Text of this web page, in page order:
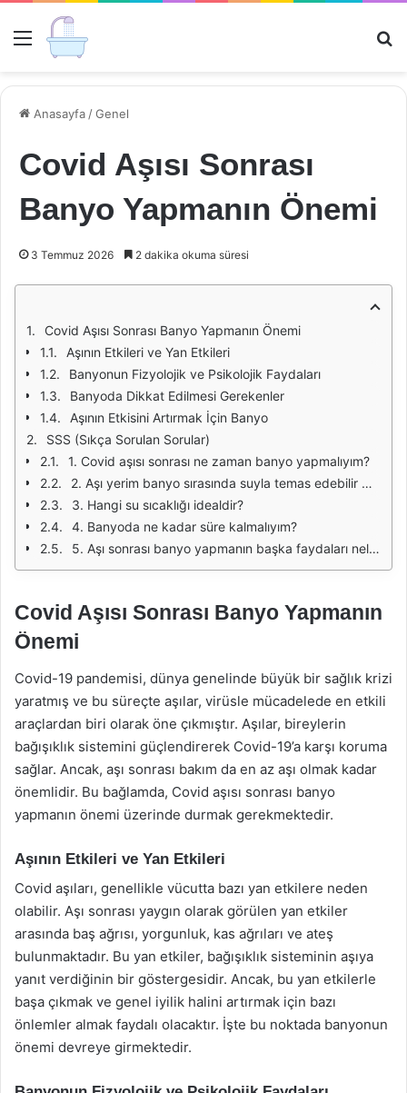
Menü
Anasayfa /Genel
Covid Aşısı Sonrası
Banyo Yapmanın Önemi
3 Temmuz 2026 2 dakika okuma süresi
Covid Aşısı Sonrası Banyo Yapmanın Önemi
Aşının Etkileri ve Yan Etkileri
Banyonun Fizyolojik ve Psikolojik Faydaları
Banyoda Dikkat Edilmesi Gerekenler
Aşının Etkisini Artırmak İçin Banyo
SSS (Sıkça Sorulan Sorular)
1. Covid aşısı sonrası ne zaman banyo yapmalıyım?
2. Aşı yerim banyo sırasında suyla temas edebilir mi?
3. Hangi su sıcaklığı idealdir?
4. Banyoda ne kadar süre kalmalıyım?
5. Aşı sonrası banyo yapmanın başka faydaları nelerdir?
Covid Aşısı Sonrası Banyo Yapmanın
Önemi
Covid-19 pandemisi, dünya genelinde büyük bir sağlık krizi
yaratmış ve bu süreçte aşılar, virüsle mücadelede en etkili
araçlardan biri olarak öne çıkmıştır. Aşılar, bireylerin
bağışıklık sistemini güçlendirerek Covid-19’a karşı koruma
sağlar. Ancak, aşı sonrası bakım da en az aşı olmak kadar
önemlidir. Bu bağlamda, Covid aşısı sonrası banyo
yapmanın önemi üzerinde durmak gerekmektedir.
Aşının Etkileri ve Yan Etkileri
Covid aşıları, genellikle vücutta bazı yan etkilere neden
olabilir. Aşı sonrası yaygın olarak görülen yan etkiler
arasında baş ağrısı, yorgunluk, kas ağrıları ve ateş
bulunmaktadır. Bu yan etkiler, bağışıklık sisteminin aşıya
yanıt verdiğinin bir göstergesidir. Ancak, bu yan etkilerle
başa çıkmak ve genel iyilik halini artırmak için bazı
önlemler almak faydalı olacaktır. İşte bu noktada banyonun
önemi devreye girmektedir.